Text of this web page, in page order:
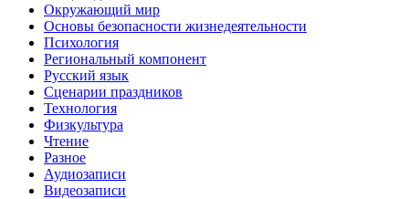
Окружающий мир
Основы безопасности жизнедеятельности
Психология
Региональный компонент
Русский язык
Сценарии праздников
Технология
Физкультура
Чтение
Разное
Аудиозаписи
Видеозаписи